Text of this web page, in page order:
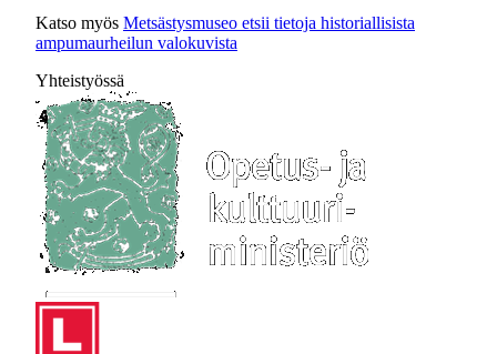
Katso myös Metsästysmuseo etsii tietoja historiallisista
ampumaurheilun valokuvista
Yhteistyössä